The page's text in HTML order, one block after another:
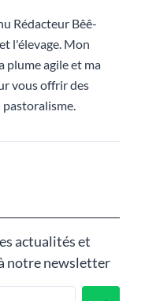
Rédacteur Bêê-
l'élevage. Mon
plume agile et ma
vous offrir des
pastoralisme.
actualités et
notre newsletter